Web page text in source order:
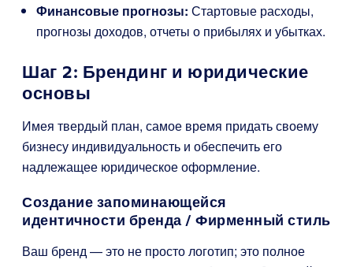
Финансовые прогнозы: Стартовые расходы,
прогнозы доходов, отчеты о прибылях и убытках.
Шаг 2: Брендинг и юридические
основы
Имея твердый план, самое время придать своему
бизнесу индивидуальность и обеспечить его
надлежащее юридическое оформление.
Создание запоминающейся
идентичности бренда / Фирменный стиль
Ваш бренд — это не просто логотип; это полное